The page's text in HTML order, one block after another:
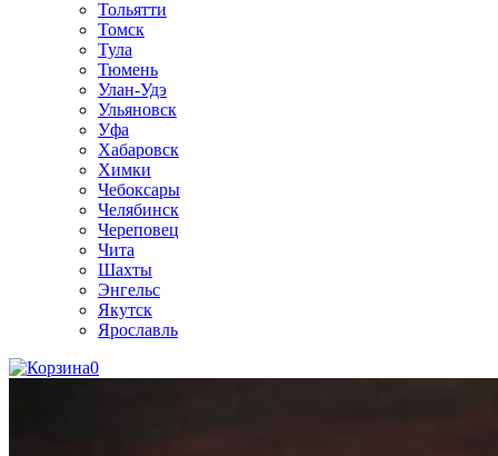
Тольятти
Томск
Тула
Тюмень
Улан-Удэ
Ульяновск
Уфа
Хабаровск
Химки
Чебоксары
Челябинск
Череповец
Чита
Шахты
Энгельс
Якутск
Ярославль
0